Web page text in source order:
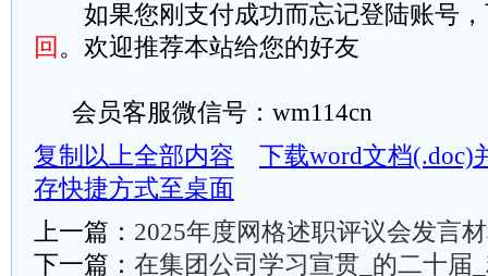
如果您刚支付成功而忘记登陆账号，
回 。欢迎推荐本站给您的好友
会员客服微信号：wm114cn
复制以上全部内容
下载word文档(.doc)
存快捷方式至桌面
上一篇： 2025年度网格述职评议会发言
下一篇： 在集团公司学习宣贯_的二十届